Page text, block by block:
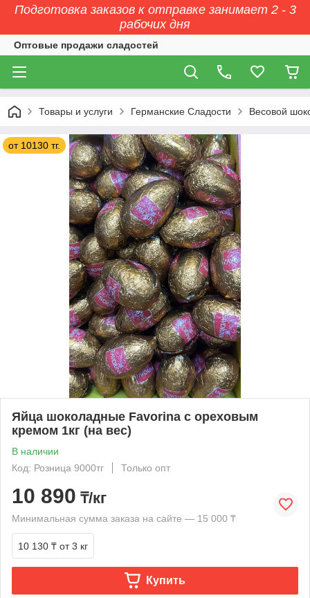
Подготовка заказов к отправке занимает 2 - 3
рабочих дня
Оптовые продажи сладостей
Товары и услуги Германские Сладости Весовой
от 10130 тг.
Яйца шоколадные Favorina с ореховым
кремом 1кг (на вес)
В наличии
Код: Розница 9000тг
Только опт
10 890 ₸/кг
Минимальная сумма заказа на сайте — 15 000 ₸
10 130 ₸ от 3 кг
Купить